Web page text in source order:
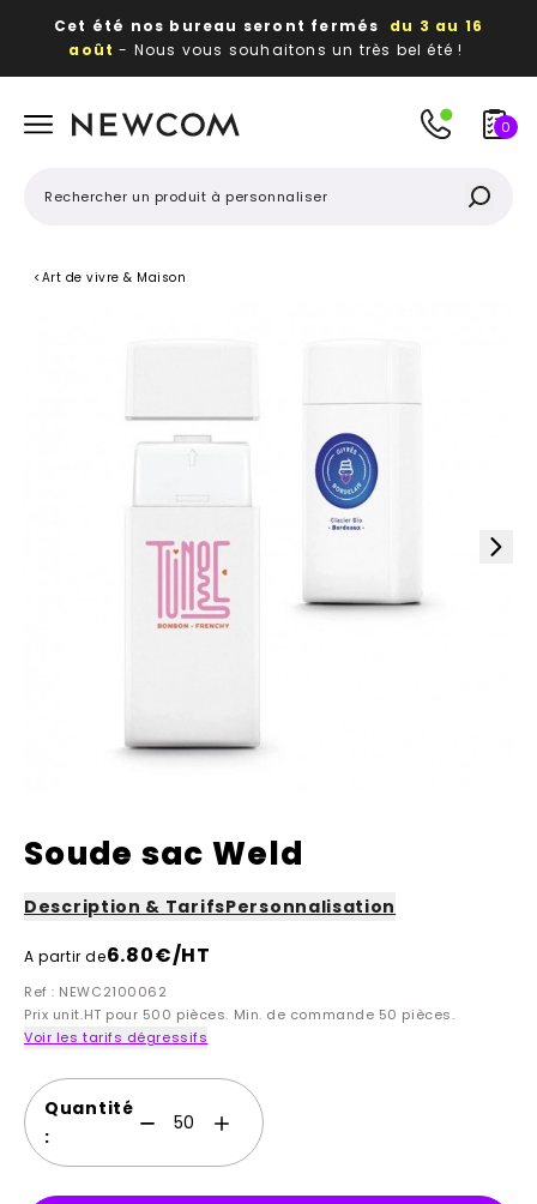
Cet été nos bureau seront fermés du 3 au 16
août - Nous vous souhaitons un très bel été !
publicitaires
0
< Art de vivre & Maison
Soude sac Weld
Description & TarifsPersonnalisation
A partir de6.80€/HT
Ref : NEWC2100062
Prix unit.HT pour 500 pièces. Min. de commande 50 pièces.
Voir les tarifs dégressifs
Quantité
: